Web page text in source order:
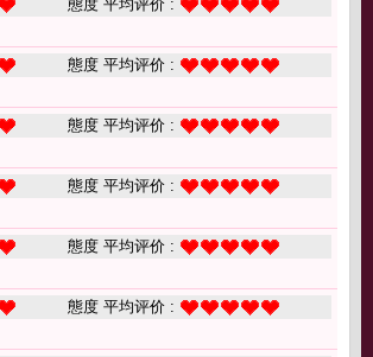
態度 平均评价 :
態度 平均评价 :
態度 平均评价 :
態度 平均评价 :
態度 平均评价 :
態度 平均评价 :